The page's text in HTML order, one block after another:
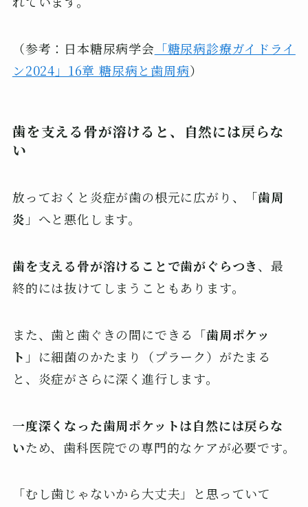
（参考：日本糖尿病学会 「糖尿病診療ガイドライ
ン2024」16章 糖尿病と歯周病）
歯を支える骨が溶けると、自然には戻らな
い
放っておくと炎症が歯の根元に広がり、「歯周
炎 」へと悪化します。
歯を支える骨が溶けることで歯がぐらつき、最
終的には抜けてしまうこともあります。
また、歯と歯ぐきの間にできる「歯周ポケッ
ト 」に細菌のかたまり（プラーク）がたまる
と、炎症がさらに深く進行します。
一度深くなった歯周ポケットは自然には戻らな
いため、歯科医院での専門的なケアが必要です。
「むし歯じゃないから大丈夫」と思っていて